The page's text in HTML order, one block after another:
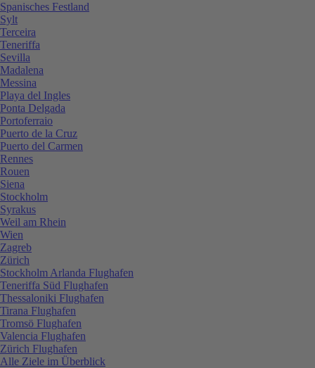
Spanisches Festland
Sylt
Terceira
Teneriffa
Sevilla
Madalena
Messina
Playa del Ingles
Ponta Delgada
Portoferraio
Puerto de la Cruz
Puerto del Carmen
Rennes
Rouen
Siena
Stockholm
Syrakus
Weil am Rhein
Wien
Zagreb
Zürich
Stockholm Arlanda Flughafen
Teneriffa Süd Flughafen
Thessaloniki Flughafen
Tirana Flughafen
Tromsö Flughafen
Valencia Flughafen
Zürich Flughafen
Alle Ziele im Überblick